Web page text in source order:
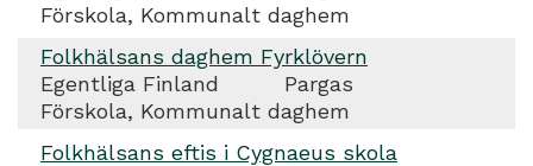
Förskola, Kommunalt daghem
Folkhälsans daghem Fyrklövern
Egentliga Finland
Pargas
Förskola, Kommunalt daghem
Folkhälsans eftis i Cygnaeus skola